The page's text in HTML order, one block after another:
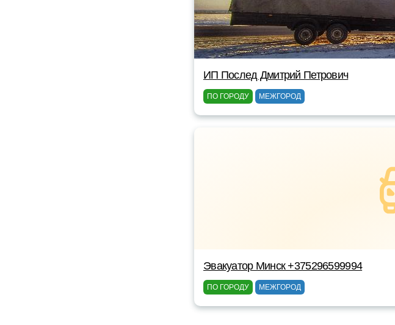
ИП Послед Дмитрий Петрович
ПО ГОРОДУ МЕЖГОРОД
Эвакуатор Минск +375296599994
ПО ГОРОДУ МЕЖГОРОД